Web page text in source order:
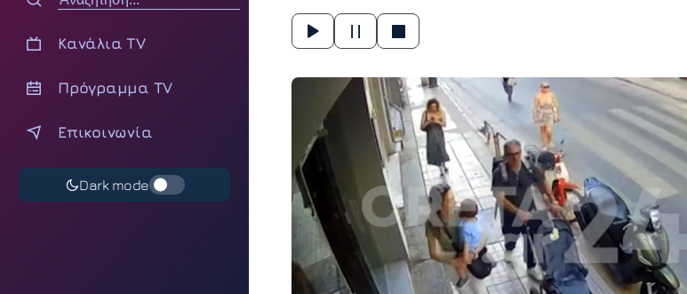
Κανάλια TV
Πρόγραμμα TV
Επικοινωνία
Dark mode